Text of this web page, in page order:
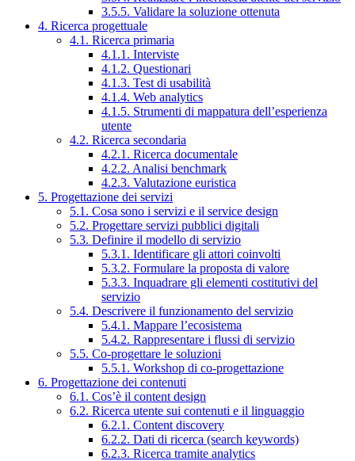
3.5.5. Validare la soluzione ottenuta
4. Ricerca progettuale
4.1. Ricerca primaria
4.1.1. Interviste
4.1.2. Questionari
4.1.3. Test di usabilità
4.1.4. Web analytics
4.1.5. Strumenti di mappatura dell’esperienza
utente
4.2. Ricerca secondaria
4.2.1. Ricerca documentale
4.2.2. Analisi benchmark
4.2.3. Valutazione euristica
5. Progettazione dei servizi
5.1. Cosa sono i servizi e il service design
5.2. Progettare servizi pubblici digitali
5.3. Definire il modello di servizio
5.3.1. Identificare gli attori coinvolti
5.3.2. Formulare la proposta di valore
5.3.3. Inquadrare gli elementi costitutivi del
servizio
5.4. Descrivere il funzionamento del servizio
5.4.1. Mappare l’ecosistema
5.4.2. Rappresentare i flussi di servizio
5.5. Co-progettare le soluzioni
5.5.1. Workshop di co-progettazione
6. Progettazione dei contenuti
6.1. Cos’è il content design
6.2. Ricerca utente sui contenuti e il linguaggio
6.2.1. Content discovery
6.2.2. Dati di ricerca (search keywords)
6.2.3. Ricerca tramite analytics